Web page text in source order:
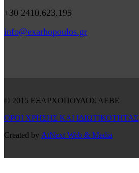
+30 2410.623.195
info@exarhopoulos.gr
© 2015 ΕΞΑΡΧΟΠΟΥΛΟΣ ΑΕΒΕ
ΟΡΟΙ ΧΡΗΣΗΣ ΚΑΙ ΙΔΙΩΤΙΚΟΤΗΤΑΣ
Created by AtNext Web & Media